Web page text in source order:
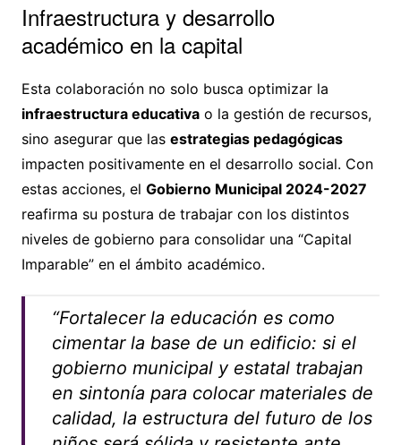
Infraestructura y desarrollo
académico en la capital
Esta colaboración no solo busca optimizar la
infraestructura educativao la gestión de recursos,
sino asegurar que las estrategias pedagógicas
impacten positivamente en el desarrollo social. Con
estas acciones, el Gobierno Municipal 2024-2027
reafirma su postura de trabajar con los distintos
niveles de gobierno para consolidar una “Capital
Imparable” en el ámbito académico.
“Fortalecer la educación es como
cimentar la base de un edificio: si el
gobierno municipal y estatal trabajan
en sintonía para colocar materiales de
calidad, la estructura del futuro de los